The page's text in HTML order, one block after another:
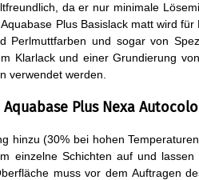
da er nur minimale
Plus Basislack matt wird
Perlmuttfarben und sogar von
Klarlack und einer Grundierung
verwendet werden.
Plus Nexa
hinzu (30% bei hohen
einzelne Schichten auf und lassen
muss vor dem Auftragen